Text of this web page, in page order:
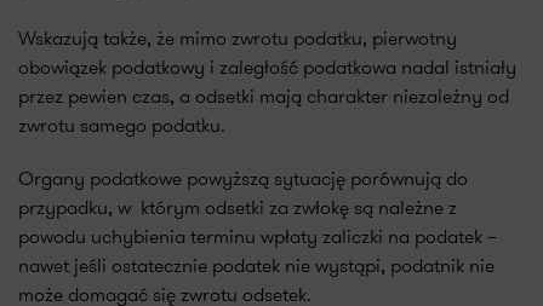
Wskazują także, że mimo zwrotu podatku, pierwotny
obowiązek podatkowy i zaległość podatkowa nadal istniały
przez pewien czas, a odsetki mają charakter niezależny od
zwrotu samego podatku.
Organy podatkowe powyższą sytuację porównują do
przypadku, w którym odsetki za zwłokę są należne z
powodu uchybienia terminu wpłaty zaliczki na podatek –
nawet jeśli ostatecznie podatek nie wystąpi, podatnik nie
może domagać się zwrotu odsetek.